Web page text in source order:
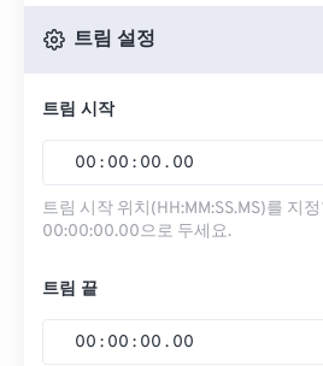
트림 설정
트림 시작
00 : 00 : 00 . 00
트림 시작 위치(HH:MM:SS.MS)를 지
00:00:00.00으로 두세요.
트림 끝
00 : 00 : 00 . 00